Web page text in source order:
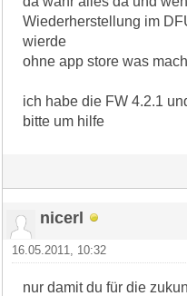
Wiederherstellung im
wierde
ohne app store was
ich habe die FW 4.2.1
bitte um hilfe
nicerl
16.05.2011, 10:32
nur damit du für die